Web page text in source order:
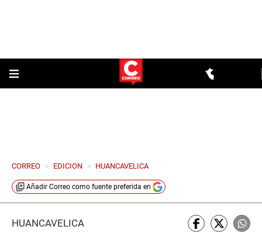
CORREO > EDICION > HUANCAVELICA
Añadir Correo como fuente preferida en
HUANCAVELICA